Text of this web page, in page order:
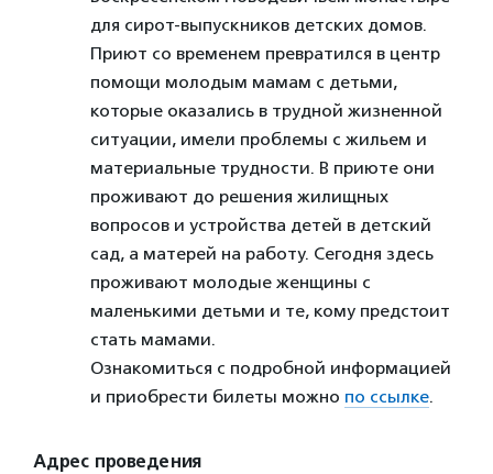
для сирот-выпускников детских домов.
Приют со временем превратился в центр
помощи молодым мамам с детьми,
которые оказались в трудной жизненной
ситуации, имели проблемы с жильем и
материальные трудности. В приюте они
проживают до решения жилищных
вопросов и устройства детей в детский
сад, а матерей на работу. Сегодня здесь
проживают молодые женщины с
маленькими детьми и те, кому предстоит
стать мамами.
Ознакомиться с подробной информацией
и приобрести билеты можно по ссылке.
Адрес проведения